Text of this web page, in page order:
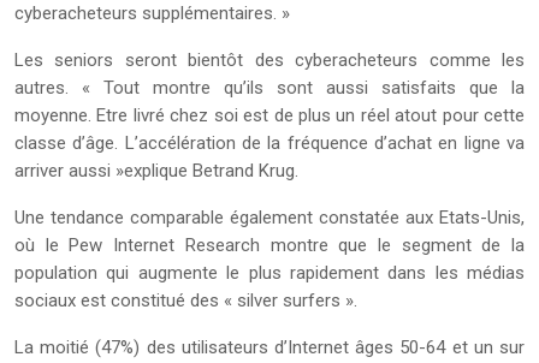
cyberacheteurs supplémentaires. »
Les seniors seront bientôt des cyberacheteurs comme les
autres. « Tout montre qu’ils sont aussi satisfaits que la
moyenne. Etre livré chez soi est de plus un réel atout pour cette
classe d’âge. L’accélération de la fréquence d’achat en ligne va
arriver aussi »explique Betrand Krug.
Une tendance comparable également constatée aux Etats-Unis,
où le Pew Internet Research montre que le segment de la
population qui augmente le plus rapidement dans les médias
sociaux est constitué des « silver surfers ».
La moitié (47%) des utilisateurs d’Internet âges 50-64 et un sur